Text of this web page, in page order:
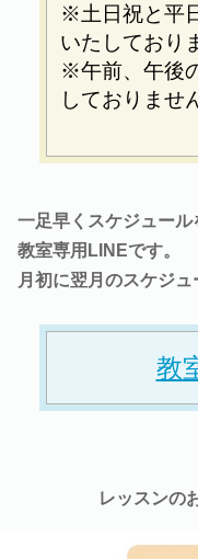
※土日祝と平
いたしており
※午前、午後
しておりませ
一足早くスケジュー
教室専用LINEです。
月初に翌月のスケジュ
教
レッスンの